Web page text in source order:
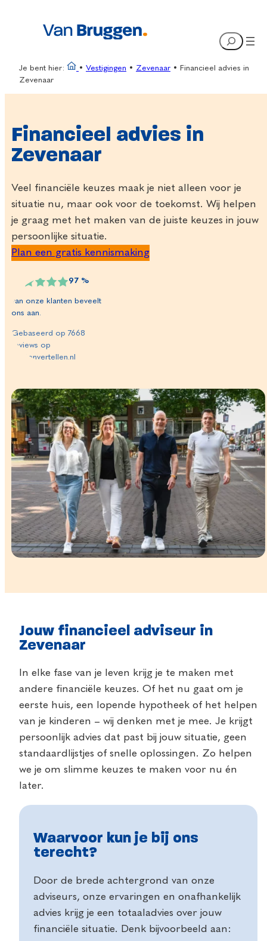
Search
Je bent hier: • Vestigingen • Zevenaar •
Financieel advies in
Zevenaar
Financieel advies in
Zevenaar
Veel financiële keuzes maak je niet alleen voor je
situatie nu, maar ook voor de toekomst. Wij helpen
je graag met het maken van de juiste keuzes in jouw
persoonlijke situatie.
Plan een gratis kennismaking
97 %
van onze klanten beveelt
ons aan.
Gebaseerd op 7668
reviews op
klantenvertellen.nl
Jouw financieel adviseur in
Zevenaar
In elke fase van je leven krijg je te maken met
andere financiële keuzes. Of het nu gaat om je
eerste huis, een lopende hypotheek of het helpen
van je kinderen – wij denken met je mee. Je krijgt
persoonlijk advies dat past bij jouw situatie, geen
standaardlijstjes of snelle oplossingen. Zo helpen
we je om slimme keuzes te maken voor nu én
later.
Waarvoor kun je bij ons
terecht?
Door de brede achtergrond van onze
adviseurs, onze ervaringen en onafhankelijk
advies krijg je een totaaladvies over jouw
financiële situatie. Denk bijvoorbeeld aan: